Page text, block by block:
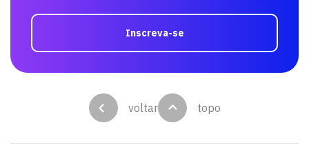
Inscreva-se
voltar topo